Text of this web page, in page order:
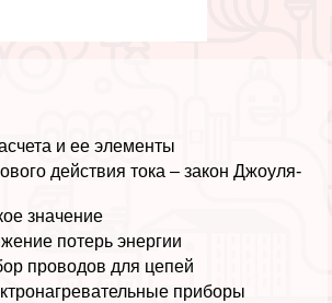
и ее элементы
действия тока – закон Джоуля-
значение
потерь энергии
проводов для цепей
приборы